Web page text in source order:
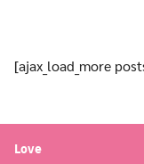
[ajax_load_more
Love